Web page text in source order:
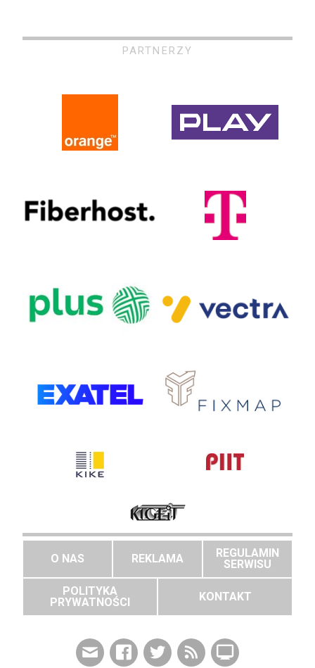
PARTNERZY
O NAS REKLAMA
REGULAMIN
SERWISU
POLITYKA
PRYWATNOŚCI
KONTAKT